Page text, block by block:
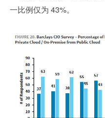
一比例仅为 43%。